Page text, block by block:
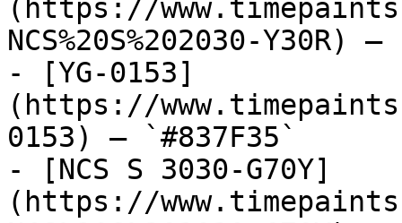
(https://
NCS%20S%202030-Y30R)
- [YG-0153]
(https://
0153) — `#837F35`
- [NCS S 3030-G70Y]
(https://